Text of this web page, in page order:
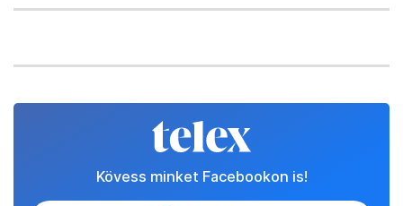
Kövess minket Facebookon is!